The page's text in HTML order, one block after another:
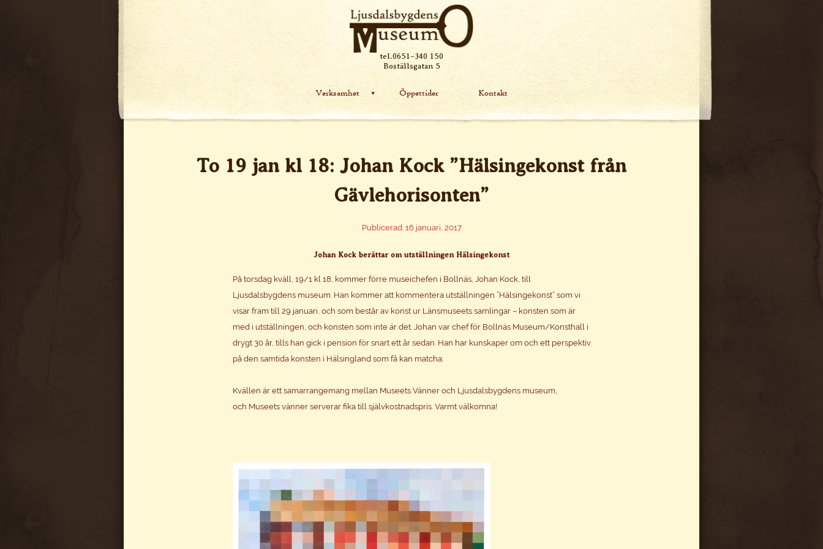
tel.0651–340 150
Boställsgatan 5
Verksamhet Öppettider Kontakt
To 19 jan kl 18: Johan Kock ”Hälsingekonst från
Gävlehorisonten”
Publicerad: 16 januari, 2017
Johan Kock berättar om utställningen Hälsingekonst
På torsdag kväll, 19/1 kl 18, kommer förre museichefen i Bollnäs, Johan Kock, till
Ljusdalsbygdens museum. Han kommer att kommentera utställningen ”Hälsingekonst” som vi
visar fram till 29 januari, och som består av konst ur Länsmuseets samlingar – konsten som är
med i utställningen, och konsten som inte är det. Johan var chef för Bollnäs Museum/Konsthall i
drygt 30 år, tills han gick i pension för snart ett år sedan. Han har kunskaper om och ett perspektiv
på den samtida konsten i Hälsingland som få kan matcha.
Kvällen är ett samarrangemang mellan Museets Vänner och Ljusdalsbygdens museum,
och Museets vänner serverar fika till självkostnadspris. Varmt välkomna!